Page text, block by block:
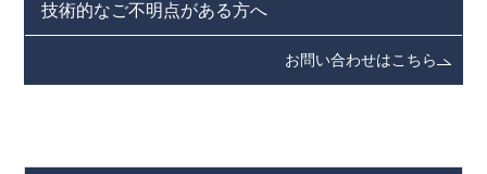
技術的なご不明点がある方へ
お問い合わせはこちら